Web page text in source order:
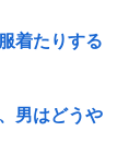
着たりする
男はどうや